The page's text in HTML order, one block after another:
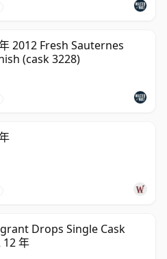
2012 Fresh Sauternes
(cask 3228)
Drops Single Cask
12 年